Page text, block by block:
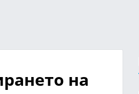
на